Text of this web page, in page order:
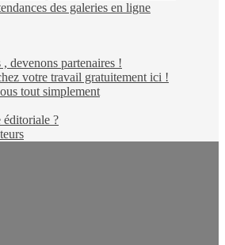
des galeries en ligne
devenons partenaires !
votre travail gratuitement ici !
tout simplement
éditoriale ?